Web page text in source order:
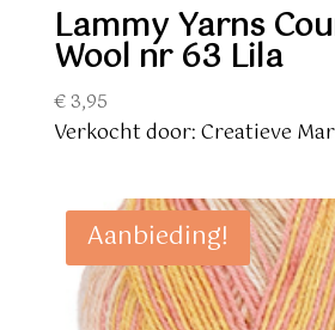
Lammy Yarns
Wool nr 63 Lila
€3,95
Verkocht door: Creatieve
Aanbieding!